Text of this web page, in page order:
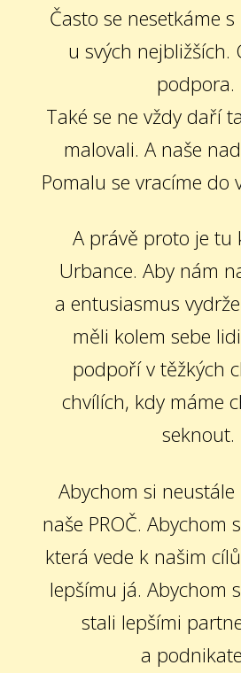
Často se nesetkáme
u svých nejbližších.
podpora.
Také se ne vždy daří
malovali. A naše
Pomalu se vracíme do
A právě proto je tu
Urbance. Aby nám
a entusiasmus
měli kolem sebe
podpoří v těžkých
chvílích, kdy máme
seknout.
Abychom si
naše PROČ. Abychom
která vede k našim
lepšímu já. Abychom
stali lepšími
a